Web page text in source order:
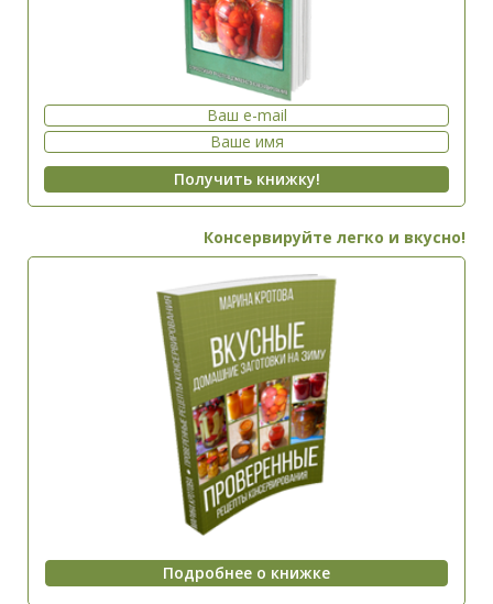
Консервируйте легко и вкусно!